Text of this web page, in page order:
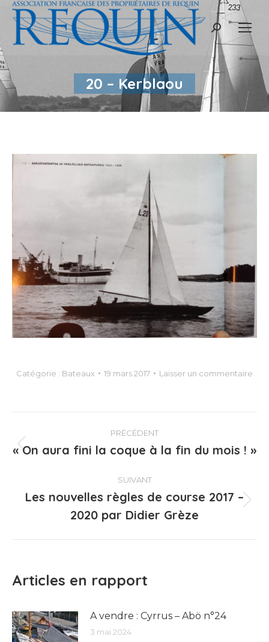
Recherche
20 – Kerblaou
Catégorie : Bateaux 19 mars 2017 Laisser un commentaire
Navigation
article
PRÉCÉDENT
Article
:
« On aura fini la coque à la fin du mois ! »
SUIVANT
suivant
Les nouvelles règles de course 2017 –
2020 par Didier Grèze
Articles en rapport
A vendre : Cyrrus – Abö n°24
3 mai 2024